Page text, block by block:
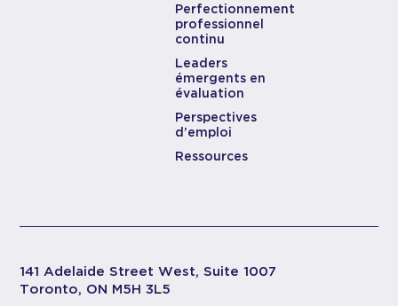
Perfectionnement
professionnel
continu
Leaders
émergents en
évaluation
Perspectives
d’emploi
Ressources
141 Adelaide Street West, Suite 1007
Toronto, ON M5H 3L5